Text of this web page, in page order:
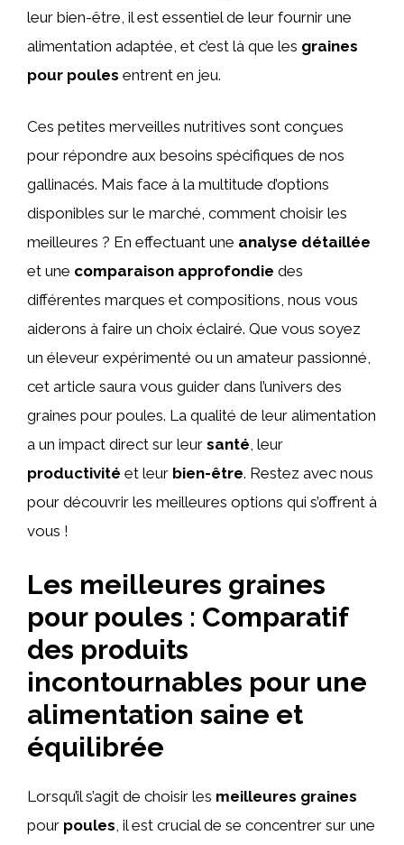
leur bien-être, il est essentiel de leur fournir une
alimentation adaptée, et c’est là que les graines
pour poules entrent en jeu.
Ces petites merveilles nutritives sont conçues
pour répondre aux besoins spécifiques de nos
gallinacés. Mais face à la multitude d’options
disponibles sur le marché, comment choisir les
meilleures ? En effectuant une analyse détaillée
et une comparaison approfondie des
différentes marques et compositions, nous vous
aiderons à faire un choix éclairé. Que vous soyez
un éleveur expérimenté ou un amateur passionné,
cet article saura vous guider dans l’univers des
graines pour poules. La qualité de leur alimentation
a un impact direct sur leur santé, leur
productivité et leur bien-être. Restez avec nous
pour découvrir les meilleures options qui s’offrent à
vous !
Les meilleures graines
pour poules : Comparatif
des produits
incontournables pour une
alimentation saine et
équilibrée
Lorsqu’il s’agit de choisir les meilleures graines
pour poules , il est crucial de se concentrer sur une